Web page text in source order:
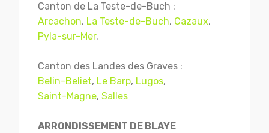
Canton de La Teste-de-Buch :
Arcachon, La Teste-de-Buch, Cazaux,
Pyla-sur-Mer.
Canton des Landes des Graves :
Belin-Beliet, Le Barp, Lugos,
Saint-Magne, Salles
ARRONDISSEMENT DE BLAYE